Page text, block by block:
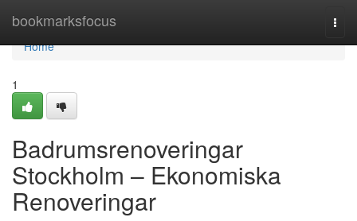
bookmarksfocus
Home
Home
1
Badrumsrenoveringar
Stockholm – Ekonomiska
Renoveringar